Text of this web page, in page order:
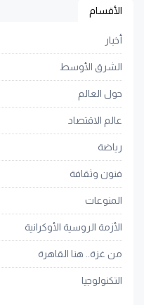
الأقسام
أخبار
الشرق الأوسط
حول العالم
عالم الاقتصاد
رياضة
فنون وثقافة
المنوعات
الأزمة الروسية الأوكرانية
من غزة.. هنا القاهرة
التكنولوجيا